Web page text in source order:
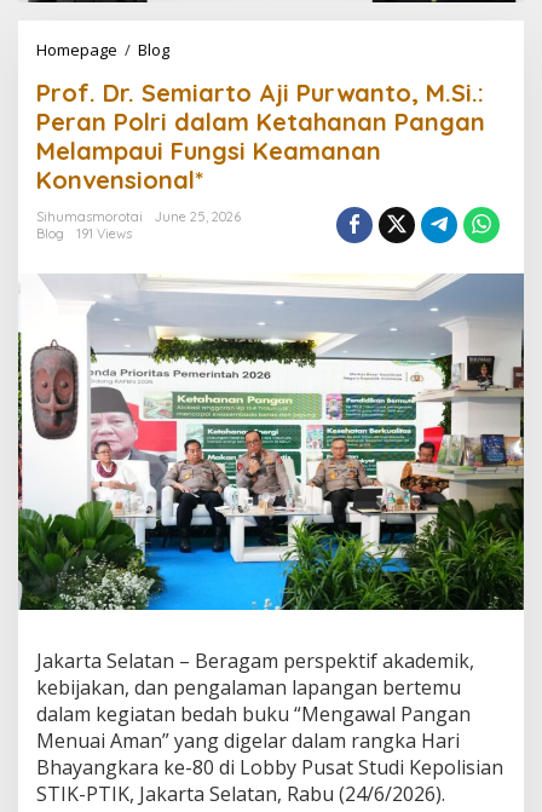
Homepage / Blog
o
D
r
S
i
r
t
o
A
j
P
u
r
w
a
n
t
o
M
S
i
:
P
Prof. Dr. Semiarto Aji Purwanto, M.Si.:
Peran Polri dalam Ketahanan Pangan
Melampaui Fungsi Keamanan
Konvensional*
Sihumasmorotai
June 25, 2026
Blog
191 Views
Jakarta Selatan – Beragam perspektif akademik,
kebijakan, dan pengalaman lapangan bertemu
dalam kegiatan bedah buku “Mengawal Pangan
Menuai Aman” yang digelar dalam rangka Hari
Bhayangkara ke-80 di Lobby Pusat Studi Kepolisian
STIK-PTIK, Jakarta Selatan, Rabu (24/6/2026).